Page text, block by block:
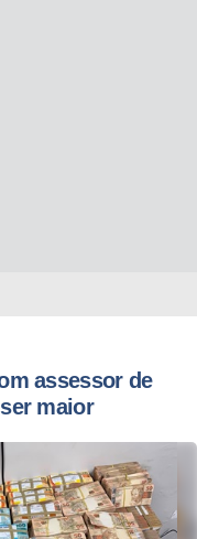
assessor de
maior